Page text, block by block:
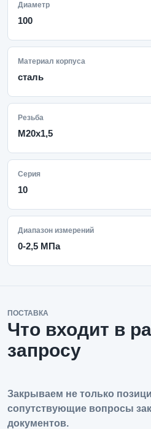
Диаметр
100
Материал корпуса
сталь
Резьба
M20x1,5
Серия
10
Диапазон измерений
0-2,5 МПа
ПОСТАВКА
Что входит в
запросу
Закрываем не только
сопутствующие вопросы
документов.